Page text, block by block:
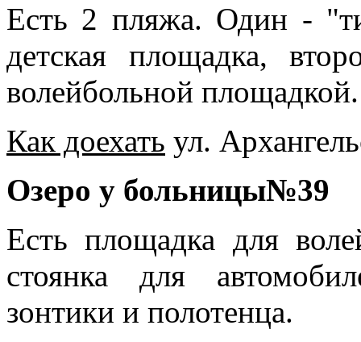
Есть 2 пляжа. Один -
детская площадка,
волейбольной площадкой.
Как доехать ул.
Озеро у больницы№39
Есть площадка для
стоянка для
зонтики и полотенца.